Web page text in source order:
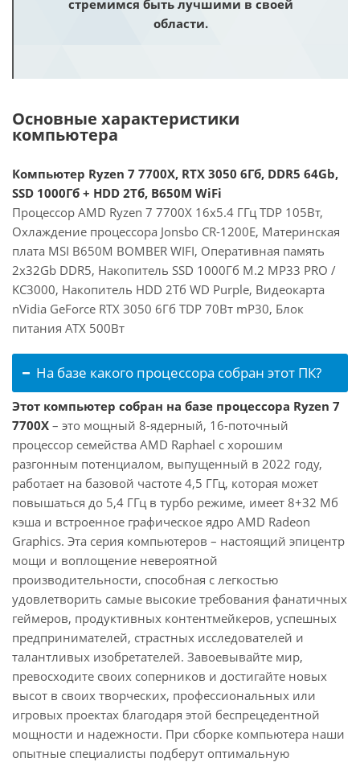
стремимся быть лучшими в своей
области.
Основные характеристики
компьютера
Компьютер Ryzen 7 7700X, RTX 3050 6Гб, DDR5 64Gb,
SSD 1000Гб + HDD 2Тб, B650M WiFi
Процессор AMD Ryzen 7 7700X 16x5.4 ГГц TDP 105Вт,
Охлаждение процессора Jonsbo CR-1200E, Материнская
плата MSI B650M BOMBER WIFI, Оперативная память
2x32Gb DDR5, Накопитель SSD 1000Гб M.2 MP33 PRO /
KC3000, Накопитель HDD 2Тб WD Purple, Видеокарта
nVidia GeForce RTX 3050 6Гб TDP 70Вт mP30, Блок
питания ATX 500Вт
На базе какого процессора собран этот ПК?
Этот компьютер собран на базе процессора Ryzen 7
7700X – это мощный 8-ядерный, 16-поточный
процессор семейства AMD Raphael с хорошим
разгонным потенциалом, выпущенный в 2022 году,
работает на базовой частоте 4,5 ГГц, которая может
повышаться до 5,4 ГГц в турбо режиме, имеет 8+32 Мб
кэша и встроенное графическое ядро AMD Radeon
Graphics. Эта серия компьютеров – настоящий эпицентр
мощи и воплощение невероятной
производительности, способная с легкостью
удовлетворить самые высокие требования фанатичных
геймеров, продуктивных контентмейкеров, успешных
предпринимателей, страстных исследователей и
талантливых изобретателей. Завоевывайте мир,
превосходите своих соперников и достигайте новых
высот в своих творческих, профессиональных или
игровых проектах благодаря этой беспрецедентной
мощности и надежности. При сборке компьютера наши
опытные специалисты подберут оптимальную